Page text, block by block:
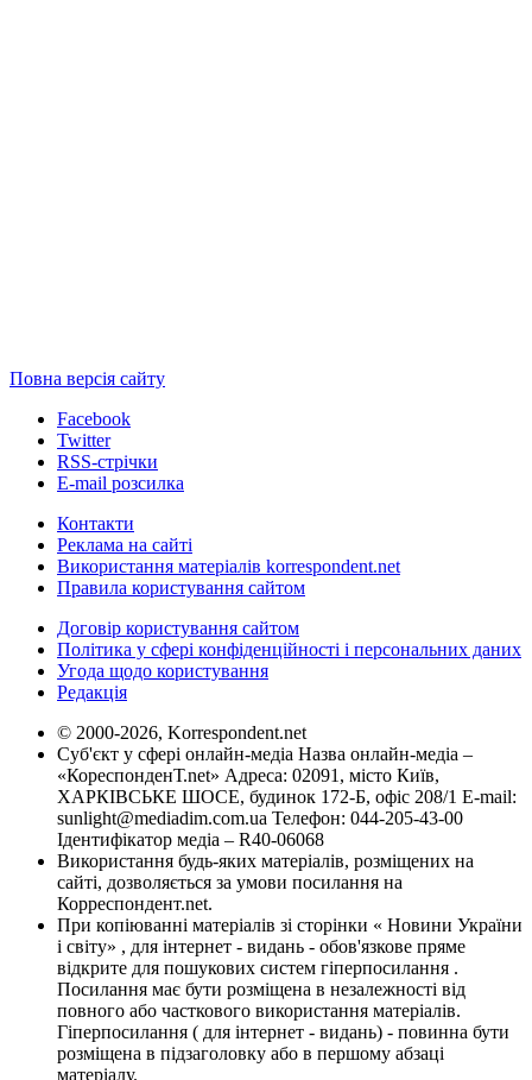
Повна версія сайту
Facebook
Twitter
RSS-стрічки
E-mail розсилка
Контакти
Реклама на сайті
Використання матеріалів korrespondent.net
Правила користування сайтом
Договір користування сайтом
Політика у сфері конфіденційності і персональних даних
Угода щодо користування
Редакція
© 2000-2026, Korrespondent.net
Суб'єкт у сфері онлайн-медіа Назва онлайн-медіа –
«КореспонденТ.net» Адреса: 02091, місто Київ,
ХАРКІВСЬКЕ ШОСЕ, будинок 172-Б, офіс 208/1 E-mail:
sunlight@mediadim.com.ua Телефон: 044-205-43-00
Ідентифікатор медіа – R40-06068
Використання будь-яких матеріалів, розміщених на
сайті, дозволяється за умови посилання на
Корреспондент.net.
При копіюванні матеріалів зі сторінки « Новини України
і світу» , для інтернет - видань - обов'язкове пряме
відкрите для пошукових систем гіперпосилання .
Посилання має бути розміщена в незалежності від
повного або часткового використання матеріалів.
Гіперпосилання ( для інтернет - видань) - повинна бути
розміщена в підзаголовку або в першому абзаці
матеріалу.